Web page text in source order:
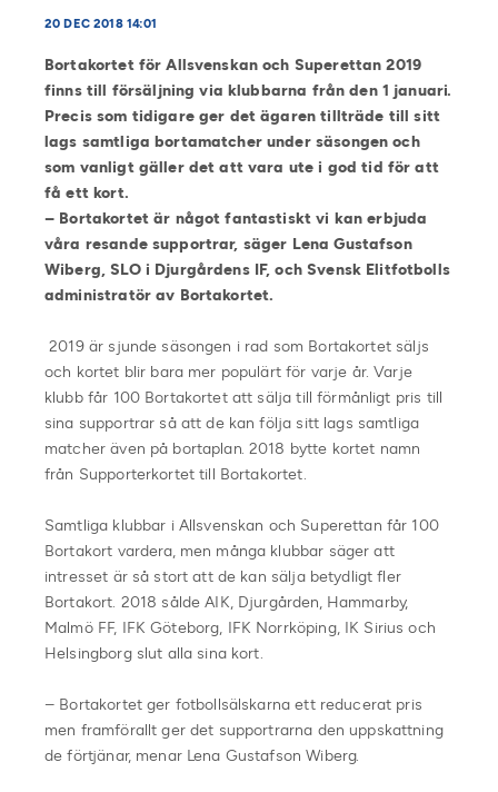
20 DEC 2018 14:01
Bortakortet för Allsvenskan och Superettan 2019
finns till försäljning via klubbarna från den 1 januari.
Precis som tidigare ger det ägaren tillträde till sitt
lags samtliga bortamatcher under säsongen och
som vanligt gäller det att vara ute i god tid för att
få ett kort.
– Bortakortet är något fantastiskt vi kan erbjuda
våra resande supportrar, säger Lena Gustafson
Wiberg, SLO i Djurgårdens IF, och Svensk Elitfotbolls
administratör av Bortakortet.
2019 är sjunde säsongen i rad som Bortakortet säljs
och kortet blir bara mer populärt för varje år. Varje
klubb får 100 Bortakortet att sälja till förmånligt pris till
sina supportrar så att de kan följa sitt lags samtliga
matcher även på bortaplan. 2018 bytte kortet namn
från Supporterkortet till Bortakortet.
Samtliga klubbar i Allsvenskan och Superettan får 100
Bortakort vardera, men många klubbar säger att
intresset är så stort att de kan sälja betydligt fler
Bortakort. 2018 sålde AIK, Djurgården, Hammarby,
Malmö FF, IFK Göteborg, IFK Norrköping, IK Sirius och
Helsingborg slut alla sina kort.
– Bortakortet ger fotbollsälskarna ett reducerat pris
men framförallt ger det supportrarna den uppskattning
de förtjänar, menar Lena Gustafson Wiberg.